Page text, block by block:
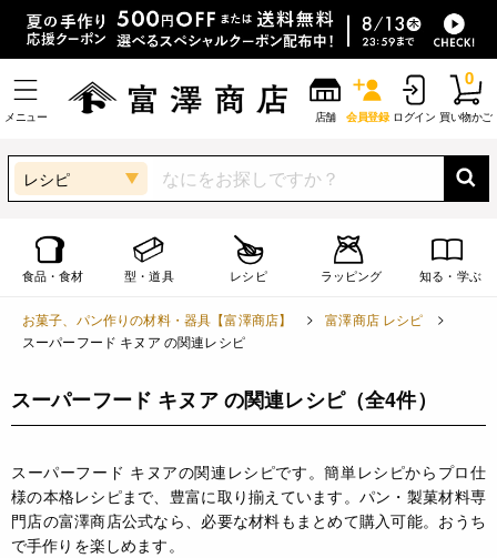
メニュー 店舗 会員登録 ログイン 買い物かご
0
レシピ
食品・食材 型・道具 レシピ ラッピング 知る・学ぶ
お菓子、パン作りの材料・器具【富澤商店】
富澤商店 レシピ
スーパーフード キヌア の関連レシピ
スーパーフード キヌア の関連レシピ（全4件）
スーパーフード キヌアの関連レシピです。簡単レシピからプロ仕
様の本格レシピまで、豊富に取り揃えています。パン・製菓材料専
門店の富澤商店公式なら、必要な材料もまとめて購入可能。おうち
で手作りを楽しめます。